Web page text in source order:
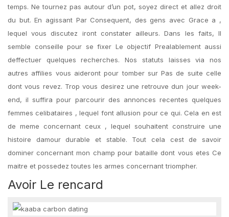
temps. Ne tournez pas autour d’un pot, soyez direct et allez droit
du but. En agissant Par Consequent, des gens avec Grace a ,
lequel vous discutez iront constater ailleurs. Dans les faits, Il
semble conseille pour se fixer Le objectif Prealablement aussi
deffectuer quelques recherches. Nos statuts laisses via nos
autres affilies vous aideront pour tomber sur Pas de suite celle
dont vous revez. Trop vous desirez une retrouve dun jour week-
end, il suffira pour parcourir des annonces recentes quelques
femmes celibataires , lequel font allusion pour ce qui. Cela en est
de meme concernant ceux , lequel souhaitent construire une
histoire damour durable et stable. Tout cela cest de savoir
dominer concernant mon champ pour bataille dont vous etes Ce
maitre et possedez toutes les armes concernant triompher.
Avoir Le rencard